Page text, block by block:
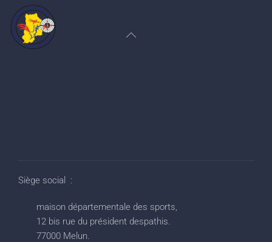
Siège social :
maison départementale des sports,
12 bis rue du président despathis.
77000 Melun.